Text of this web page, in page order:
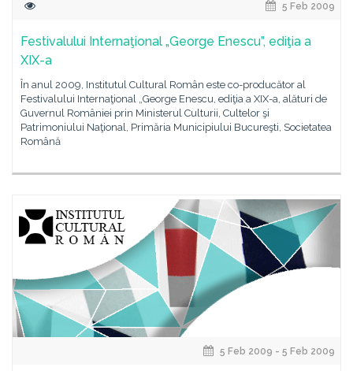
5 Feb 2009
Festivalului Internaţional „George Enescu”, ediţia a
XIX-a
În anul 2009, Institutul Cultural Român este co-producător al
Festivalului Internaţional „George Enescu, ediţia a XIX-a, alături de
Guvernul României prin Ministerul Culturii, Cultelor şi
Patrimoniului Naţional, Primăria Municipiului Bucureşti, Societatea
Română
5 Feb 2009 - 5 Feb 2009